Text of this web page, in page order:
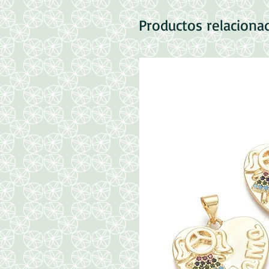
Productos